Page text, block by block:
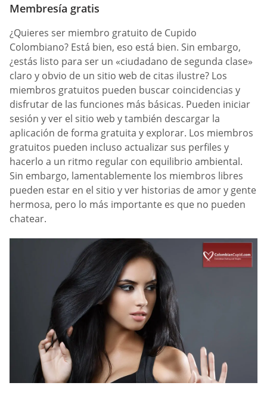
Membresía gratis
¿Quieres ser miembro gratuito de Cupido
Colombiano? Está bien, eso está bien. Sin embargo,
¿estás listo para ser un «ciudadano de segunda clase»
claro y obvio de un sitio web de citas ilustre? Los
miembros gratuitos pueden buscar coincidencias y
disfrutar de las funciones más básicas. Pueden iniciar
sesión y ver el sitio web y también descargar la
aplicación de forma gratuita y explorar. Los miembros
gratuitos pueden incluso actualizar sus perfiles y
hacerlo a un ritmo regular con equilibrio ambiental.
Sin embargo, lamentablemente los miembros libres
pueden estar en el sitio y ver historias de amor y gente
hermosa, pero lo más importante es que no pueden
chatear.